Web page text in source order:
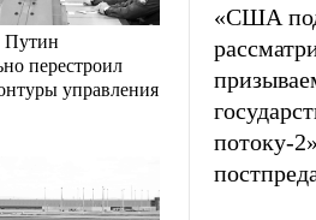
Путин
перестроил
управления
«США
потоку-